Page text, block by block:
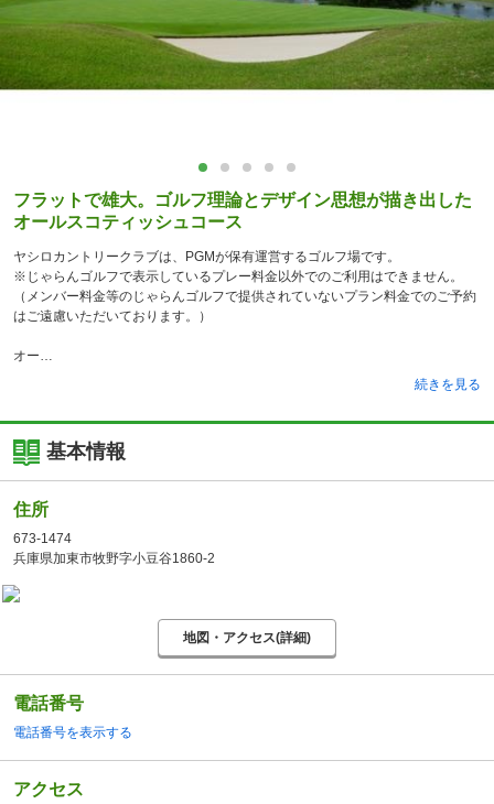
フラットで雄大。ゴルフ理論とデザイン思想が描き出した
オールスコティッシュコース
ヤシロカントリークラブは、PGMが保有運営するゴルフ場です。
※じゃらんゴルフで表示しているプレー料金以外でのご利用はできません。
（メンバー料金等のじゃらんゴルフで提供されていないプラン料金でのご予約
はご遠慮いただいております。）
オー
続きを見る
基本情報
住所
673-1474
兵庫県加東市牧野字小豆谷1860-2
地図・アクセス(詳細)
電話番号
電話番号を表示する
アクセス